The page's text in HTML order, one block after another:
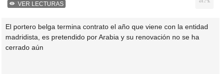
VER LECTURAS
El portero belga termina contrato el año que viene con la entidad
madridista, es pretendido por Arabia y su renovación no se ha
cerrado aún